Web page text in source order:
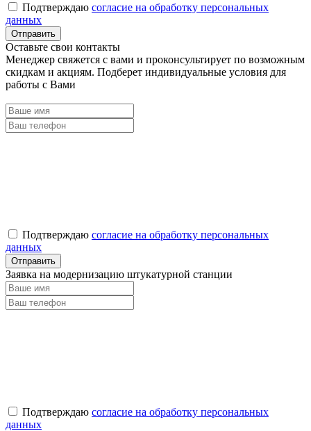
Подтверждаю согласие на обработку персональных
данных
Оставьте свои контакты
Менеджер свяжется с вами и проконсультирует по возможным
скидкам и акциям. Подберет индивидуальные условия для
работы с Вами
Подтверждаю согласие на обработку персональных
данных
Заявка на модернизацию штукатурной станции
Подтверждаю согласие на обработку персональных
данных